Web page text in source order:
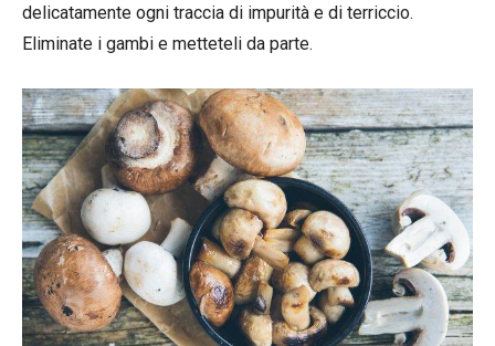
delicatamente ogni traccia di impurità e di terriccio.
Eliminate i gambi e metteteli da parte.